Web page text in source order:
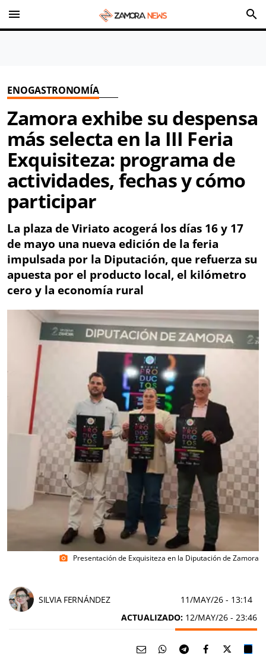
menu search
ENOGASTRONOMÍA
Zamora exhibe su despensa
más selecta en la III Feria
Exquisiteza: programa de
actividades, fechas y cómo
participar
La plaza de Viriato acogerá los días 16 y 17
de mayo una nueva edición de la feria
impulsada por la Diputación, que refuerza su
apuesta por el producto local, el kilómetro
cero y la economía rural
photo_camera Presentación de Exquisiteza en la Diputación de Zamora
SILVIA FERNÁNDEZ 11/MAY/26 - 13:14
ACTUALIZADO: 12/MAY/26 - 23:46